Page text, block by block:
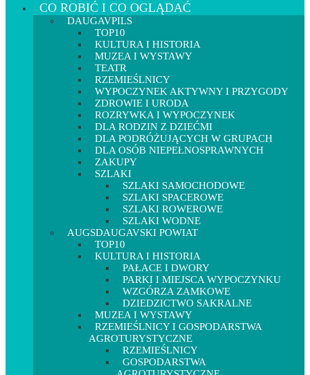
CO ROBIĆ I CO OGLĄDAĆ
DAUGAVPILS
TOP10
KULTURA I HISTORIA
MUZEA I WYSTAWY
TEATR
RZEMIEŚLNICY
WYPOCZYNEK AKTYWNY I PRZYGODY
ZDROWIE I URODA
ROZRYWKA I WYPOCZYNEK
DLA RODZIN Z DZIEĆMI
DLA PODRÓŻUJĄCYCH W GRUPACH
DLA OSÓB NIEPEŁNOSPRAWNYCH
ZAKUPY
SZLAKI
SZLAKI SAMOCHODOWE
SZLAKI SPACEROWE
SZLAKI ROWEROWE
SZLAKI WODNE
AUGSDAUGAVSKI POWIAT
TOP10
KULTURA I HISTORIA
PAŁACE I DWORY
PARKI I MIEJSCA WYPOCZYNKU
WZGÓRZA ZAMKOWE
DZIEDZICTWO SAKRALNE
MUZEA I WYSTAWY
RZEMIEŚLNICY I GOSPODARSTWA
AGROTURYSTYCZNE
RZEMIEŚLNICY
GOSPODARSTWA